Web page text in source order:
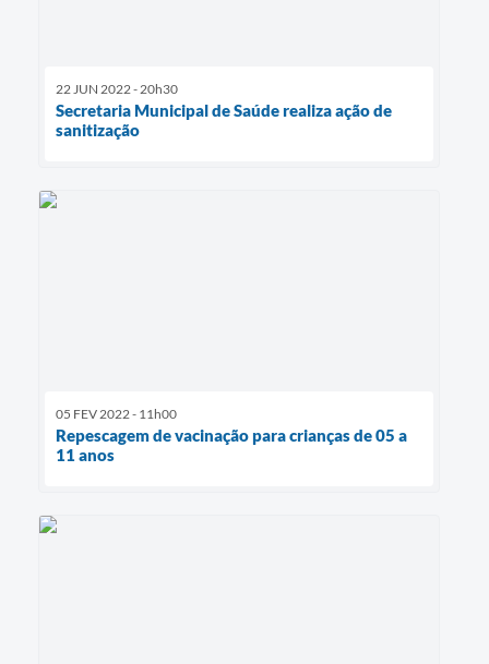
22 JUN 2022 - 20h30
Secretaria Municipal de Saúde realiza ação de
sanitização
05 FEV 2022 - 11h00
Repescagem de vacinação para crianças de 05 a
11 anos